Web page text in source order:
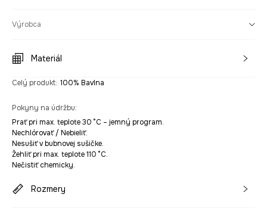
Výrobca
Materiál
Celý produkt: 100% Bavlna
Pokyny na údržbu:
Prať pri max. teplote 30 °C – jemný program.
Nechlórovať / Nebieliť.
Nesušiť v bubnovej sušičke.
Žehliť pri max. teplote 110 °C.
Nečistiť chemicky.
Rozmery